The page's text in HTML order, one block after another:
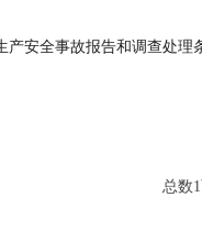
产安全事故报告和调查处理
总数